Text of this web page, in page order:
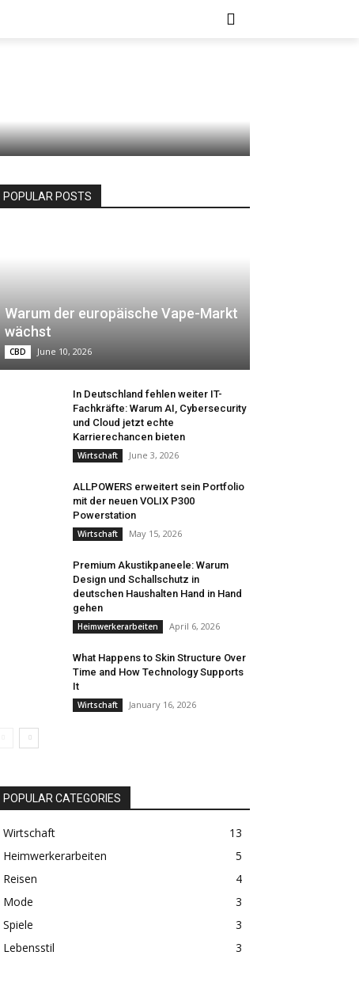
du
POPULAR POSTS
Warum der europäische Vape-Markt
wächst
CBD June 10, 2026
In Deutschland fehlen weiter IT-
Fachkräfte: Warum AI, Cybersecurity
und Cloud jetzt echte
Karrierechancen bieten
Wirtschaft June 3, 2026
ALLPOWERS erweitert sein Portfolio
mit der neuen VOLIX P300
Powerstation
Wirtschaft May 15, 2026
Premium Akustikpaneele: Warum
Design und Schallschutz in
deutschen Haushalten Hand in Hand
gehen
Heimwerkerarbeiten April 6, 2026
What Happens to Skin Structure Over
Time and How Technology Supports
It
Wirtschaft January 16, 2026
POPULAR CATEGORIES
Wirtschaft
13
Heimwerkerarbeiten
5
Reisen
4
Mode
3
Spiele
3
Lebensstil
3